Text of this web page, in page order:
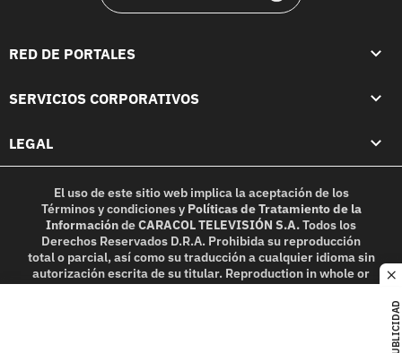
PUBLICIDAD
RED DE PORTALES
SERVICIOS CORPORATIVOS
LEGAL
El uso de este sitio web implica la aceptación de los
Términos y condicionesy Políticas de Tratamiento de la
InformacióndeCARACOL TELEVISIÓN S.A.Todos los
Derechos Reservados D.R.A. Prohibida su reproducción
total o parcial, así como su traducción a cualquier idioma sin
autorización escrita de su titular. Reproduction in whole or
in part, or translation without written permission is